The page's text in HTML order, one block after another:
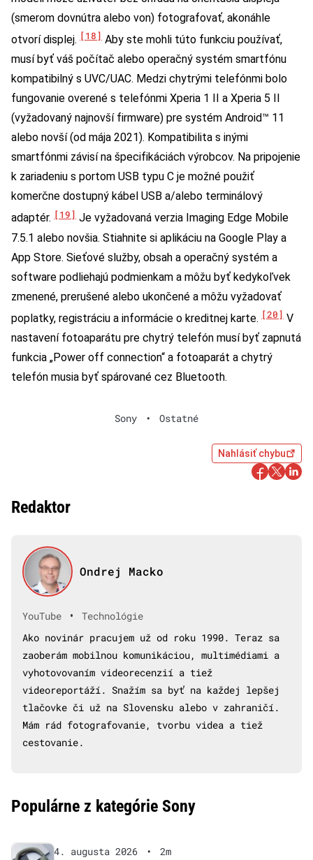
(smerom dovnútra alebo von) fotografovať, akonáhle
otvorí displej. [18] Aby ste mohli túto funkciu používať,
musí byť váš počítač alebo operačný systém smartfónu
kompatibilný s UVC/UAC. Medzi chytrými telefónmi bolo
fungovanie overené s telefónmi Xperia 1 II a Xperia 5 II
(vyžadovaný najnovší firmware) pre systém Android™ 11
alebo novší (od mája 2021). Kompatibilita s inými
smartfónmi závisí na špecifikáciách výrobcov. Na pripojenie
k zariadeniu s portom USB typu C je možné použiť
komerčne dostupný kábel USB a/alebo terminálový
adaptér. [19] Je vyžadovaná verzia Imaging Edge Mobile
7.5.1 alebo novšia. Stiahnite si aplikáciu na Google Play a
App Store. Sieťové služby, obsah a operačný systém a
software podliehajú podmienkam a môžu byť kedykoľvek
zmenené, prerušené alebo ukončené a môžu vyžadovať
poplatky, registráciu a informácie o kreditnej karte. [20] V
nastavení fotoaparátu pre chytrý telefón musí byť zapnutá
funkcia „Power off connection“ a fotoaparát a chytrý
telefón musia byť spárované cez Bluetooth.
Sony • Ostatné
Nahlásiť chybu
Redaktor
Ondrej Macko
YouTube •
Technológie
Ako novinár pracujem už od roku 1990. Teraz sa
zaoberám mobilnou komunikáciou, multimédiami a
vyhotovovaním videorecenzií a tiež
videoreportáží. Snažím sa byť na každej lepšej
tlačovke či už na Slovensku alebo v zahraničí.
Mám rád fotografovanie, tvorbu videa a tiež
cestovanie.
Populárne z kategórie Sony
4. augusta 2026 •
2m